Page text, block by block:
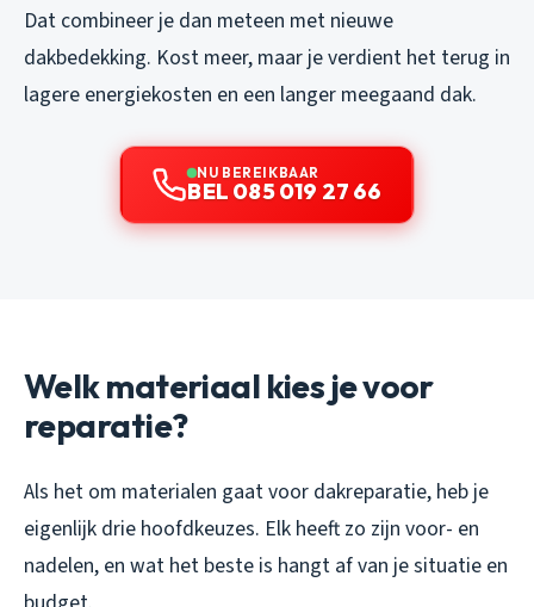
Dat combineer je dan meteen met nieuwe
dakbedekking. Kost meer, maar je verdient het terug in
lagere energiekosten en een langer meegaand dak.
NU BEREIKBAAR
BEL 085 019 27 66
Welk materiaal kies je voor
reparatie?
Als het om materialen gaat voor dakreparatie, heb je
eigenlijk drie hoofdkeuzes. Elk heeft zo zijn voor- en
nadelen, en wat het beste is hangt af van je situatie en